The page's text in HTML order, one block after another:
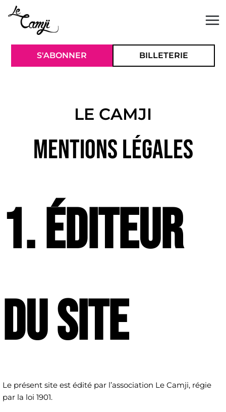
Aller
au
contenu
S'ABONNER BILLETERIE
LE CAMJI
Mentions légales
1. Éditeur
du site
Le présent site est édité par l’association Le Camji, régie
par la loi 1901.
Panneau de gestion des cookies